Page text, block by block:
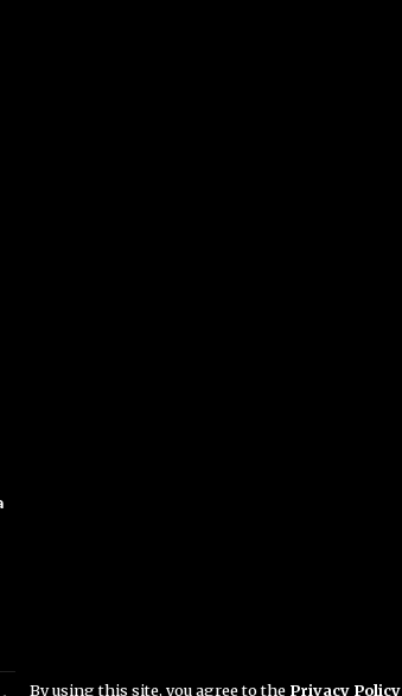
By using this site, you agree to the Privacy Policy